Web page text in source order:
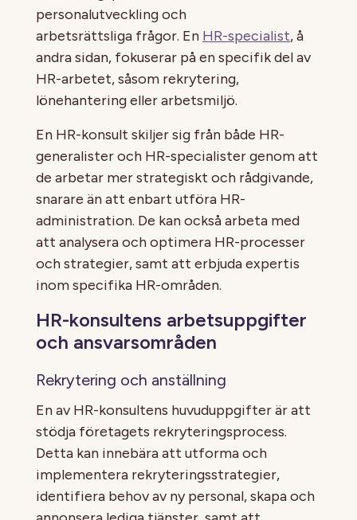
personalutveckling och
arbetsrättsliga frågor. En HR-specialist, å
andra sidan, fokuserar på en specifik del av
HR-arbetet, såsom rekrytering,
lönehantering eller arbetsmiljö.
En HR-konsult skiljer sig från både HR-
generalister och HR-specialister genom att
de arbetar mer strategiskt och rådgivande,
snarare än att enbart utföra HR-
administration. De kan också arbeta med
att analysera och optimera HR-processer
och strategier, samt att erbjuda expertis
inom specifika HR-områden.
HR-konsultens arbetsuppgifter
och ansvarsområden
Rekrytering och anställning
En av HR-konsultens huvuduppgifter är att
stödja företagets rekryteringsprocess.
Detta kan innebära att utforma och
implementera rekryteringsstrategier,
identifiera behov av ny personal, skapa och